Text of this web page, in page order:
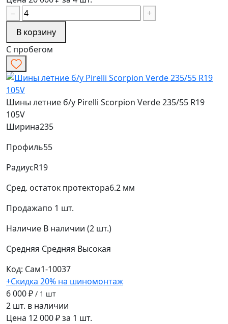
−
+
В корзину
С пробегом
Шины летние б/у Pirelli Scorpion Verde 235/55 R19
105V
Ширина235
Профиль55
РадиусR19
Сред. остаток протектора6.2 мм
Продажапо 1 шт.
Наличие В наличии (2 шт.)
Средняя Средняя Высокая
Код: Сам1-10037
+Скидка 20% на шиномонтаж
6 000 ₽ / 1 шт
2 шт. в наличии
Цена 12 000 ₽ за 1 шт.